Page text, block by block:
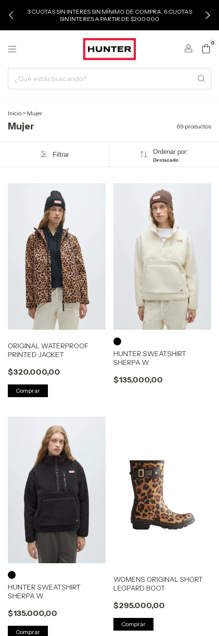
3 CUOTAS SIN INTERES SIN MÍNIMO DE COMPRA, 6 CUOTAS
SIN INTERES A PARTIR DE $200.000
0
Inicio > Mujer
Mujer 69 productos
Filtrar Ordenar por:
Destacado
ORIGINAL WATERPROOF
PRINTED JACKET
$320.000,00
Comprar
HUNTER SWEATSHIRT
SHERPA W
$135.000,00
HUNTER SWEATSHIRT
SHERPA W
$135.000,00
Comprar
WOMENS ORIGINAL SHORT
LEOPARD BOOT
$295.000,00
Comprar